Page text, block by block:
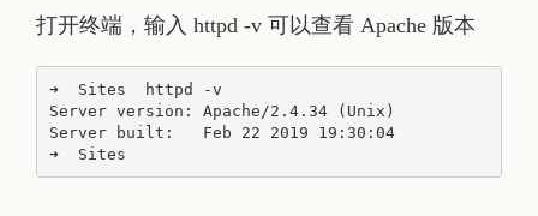
打开终端，输入 httpd -v 可以查看 Apache 版本
➜  Sites  httpd -v
Server version: Apache/2.4.34 (Unix)
Server built:   Feb 22 2019 19:30:04